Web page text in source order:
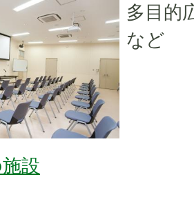
多目的
など
設